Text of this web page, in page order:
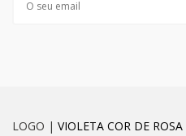
LOGO | VIOLETA COR DE ROSA